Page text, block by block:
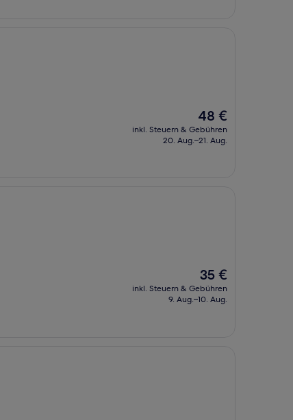
Der
Preis
beträgt
48 €
inkl. Steuern & Gebühren
20. Aug.–21. Aug.
Der
Preis
beträgt
35 €
inkl. Steuern & Gebühren
9. Aug.–10. Aug.